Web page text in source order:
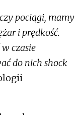
pociągi, mamy
i prędkość.
czasie
do nich shock